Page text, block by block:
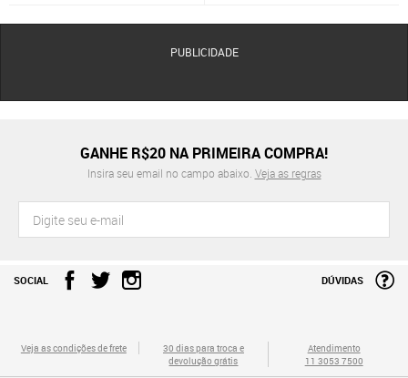
PUBLICIDADE
GANHE R$20 NA PRIMEIRA COMPRA!
Insira seu email no campo abaixo. Veja as regras
SOCIAL DÚVIDAS
Veja as condições de frete
30 dias para troca e
devolução grátis
Atendimento
11 3053 7500